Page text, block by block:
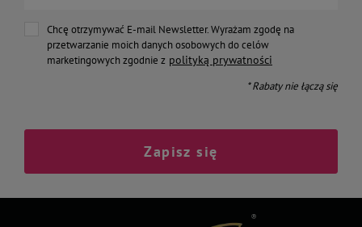
Chcę otrzymywać E-mail Newsletter. Wyrażam zgodę na
przetwarzanie moich danych osobowych do celów
marketingowych zgodnie z polityką prywatności
* Rabaty nie łączą się
Zapisz się